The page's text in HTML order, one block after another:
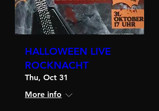
HALLOWEEN LIVE
ROCKNACHT
Thu, Oct 31
More info